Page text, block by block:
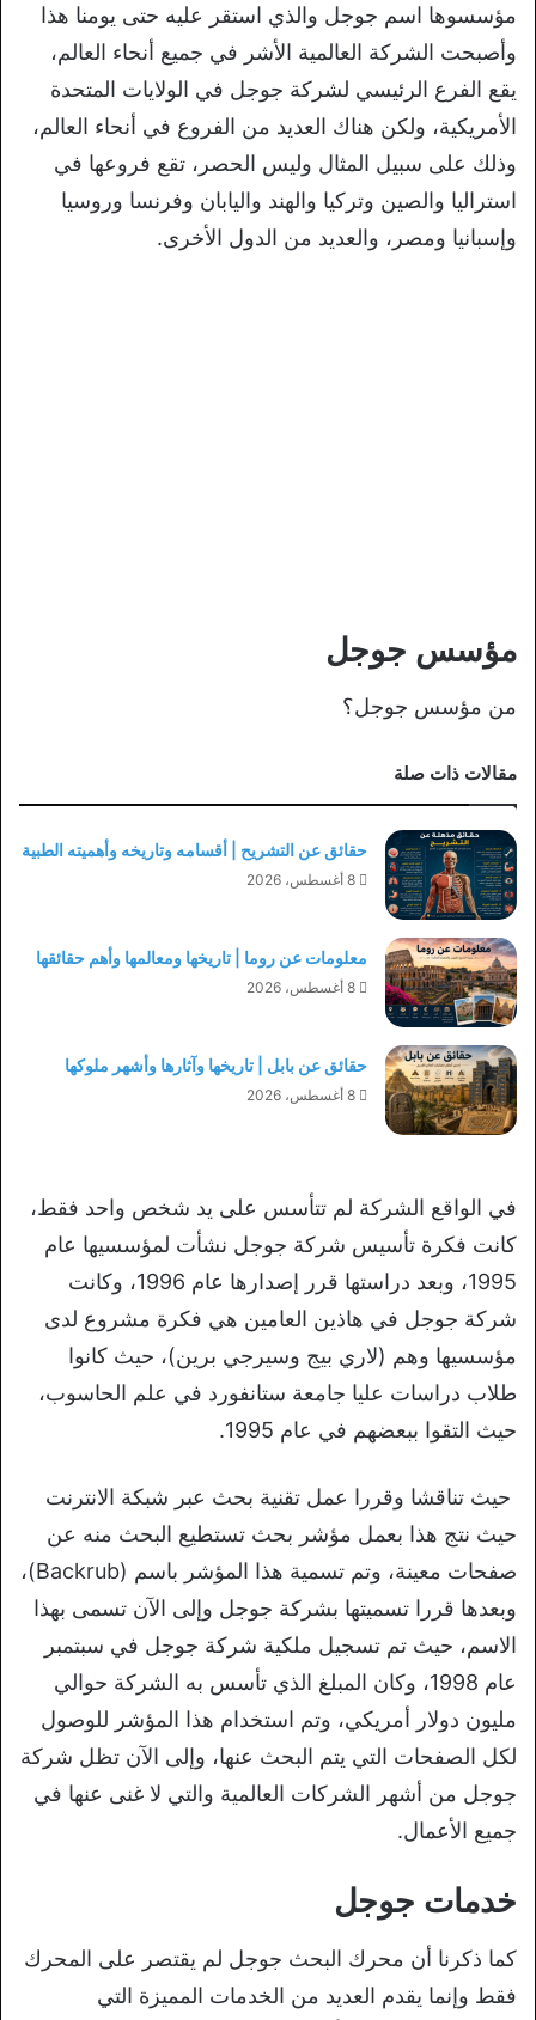
مؤسسوها اسم جوجل والذي استقر عليه حتى يومنا هذا
وأصبحت الشركة العالمية الأشر في جميع أنحاء العالم،
يقع الفرع الرئيسي لشركة جوجل في الولايات المتحدة
الأمريكية، ولكن هناك العديد من الفروع في أنحاء العالم،
وذلك على سبيل المثال وليس الحصر، تقع فروعها في
استراليا والصين وتركيا والهند واليابان وفرنسا وروسيا
وإسبانيا ومصر، والعديد من الدول الأخرى.
مؤسس جوجل
من مؤسس جوجل؟
مقالات ذات صلة
حقائق عن التشريح | أقسامه وتاريخه وأهميته الطبية
8 أغسطس، 2026
معلومات عن روما | تاريخها ومعالمها وأهم حقائقها
8 أغسطس، 2026
حقائق عن بابل | تاريخها وآثارها وأشهر ملوكها
8 أغسطس، 2026
في الواقع الشركة لم تتأسس على يد شخص واحد فقط،
كانت فكرة تأسيس شركة جوجل نشأت لمؤسسيها عام
1995، وبعد دراستها قرر إصدارها عام 1996، وكانت
شركة جوجل في هاذين العامين هي فكرة مشروع لدى
مؤسسيها وهم (لاري بيج وسيرجي برين)، حيث كانوا
طلاب دراسات عليا جامعة ستانفورد في علم الحاسوب،
حيث التقوا ببعضهم في عام 1995.
حيث تناقشا وقررا عمل تقنية بحث عبر شبكة الانترنت
حيث نتج هذا بعمل مؤشر بحث تستطيع البحث منه عن
صفحات معينة، وتم تسمية هذا المؤشر باسم (Backrub)
،
وبعدها قررا تسميتها بشركة جوجل وإلى الآن تسمى بهذا
الاسم، حيث تم تسجيل ملكية شركة جوجل في سبتمبر
عام 1998، وكان المبلغ الذي تأسس به الشركة حوالي
مليون دولار أمريكي، وتم استخدام هذا المؤشر للوصول
لكل الصفحات التي يتم البحث عنها، وإلى الآن تظل شركة
جوجل من أشهر الشركات العالمية والتي لا غنى عنها في
جميع الأعمال.
خدمات جوجل
كما ذكرنا أن محرك البحث جوجل لم يقتصر على المحرك
فقط وإنما يقدم العديد من الخدمات المميزة التي